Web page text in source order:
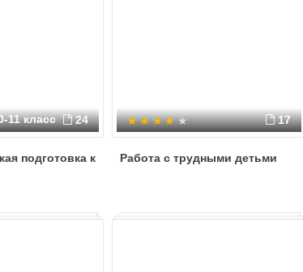
11 класс 24
подготовка к
17
Работа с трудными детьми